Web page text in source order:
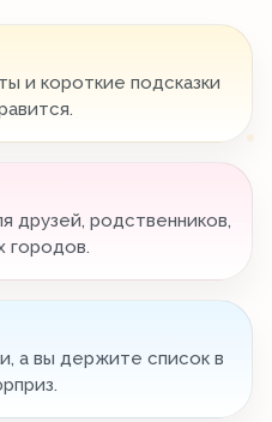
и короткие подсказки
друзей, родственников,
городов.
а вы держите список в